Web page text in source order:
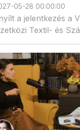
05-28 00:00:00
a jelentkezés a
Textil- és